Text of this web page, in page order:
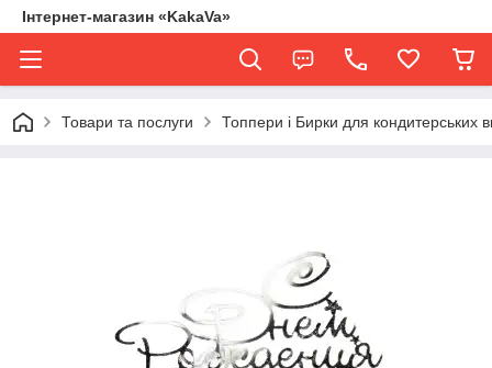
Інтернет-магазин «KakaVa»
Товари та послуги Топпери і Бирки для кондитерських